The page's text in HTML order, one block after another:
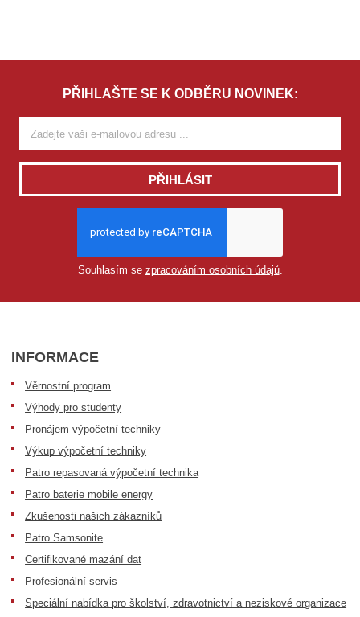
PŘIHLAŠTE SE K ODBĚRU NOVINEK:
PŘIHLÁSIT
Souhlasím se zpracováním osobních údajů.
INFORMACE
Věrnostní program
Výhody pro studenty
Pronájem výpočetní techniky
Výkup výpočetní techniky
Patro repasovaná výpočetní technika
Patro baterie mobile energy
Zkušenosti našich zákazníků
Patro Samsonite
Certifikované mazání dat
Profesionální servis
Speciální nabídka pro školství, zdravotnictví a neziskové organizace